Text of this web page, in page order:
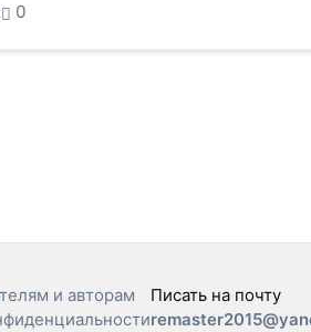
0
и авторам
Писать на почту